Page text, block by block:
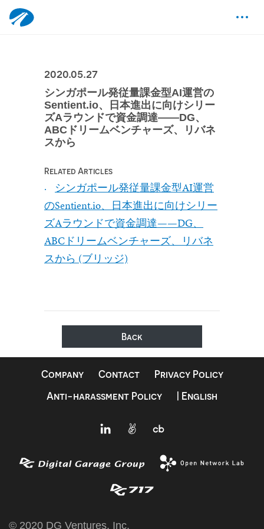
2020.05.27
シンガポール発従量課金型AI運営の
Sentient.io、日本進出に向けシリー
ズAラウンドで資金調達——DG、
ABCドリームベンチャーズ、リバネ
スから
Related Articles
シンガポール発従量課金型AI運営
のSentient.io、日本進出に向けシリー
ズAラウンドで資金調達——DG、
ABCドリームベンチャーズ、リバネ
スから (ブリッジ)
Back
Company Contact
Privacy Policy
Anti-harassment Policy
| English
© 2020 DG Ventures, Inc.